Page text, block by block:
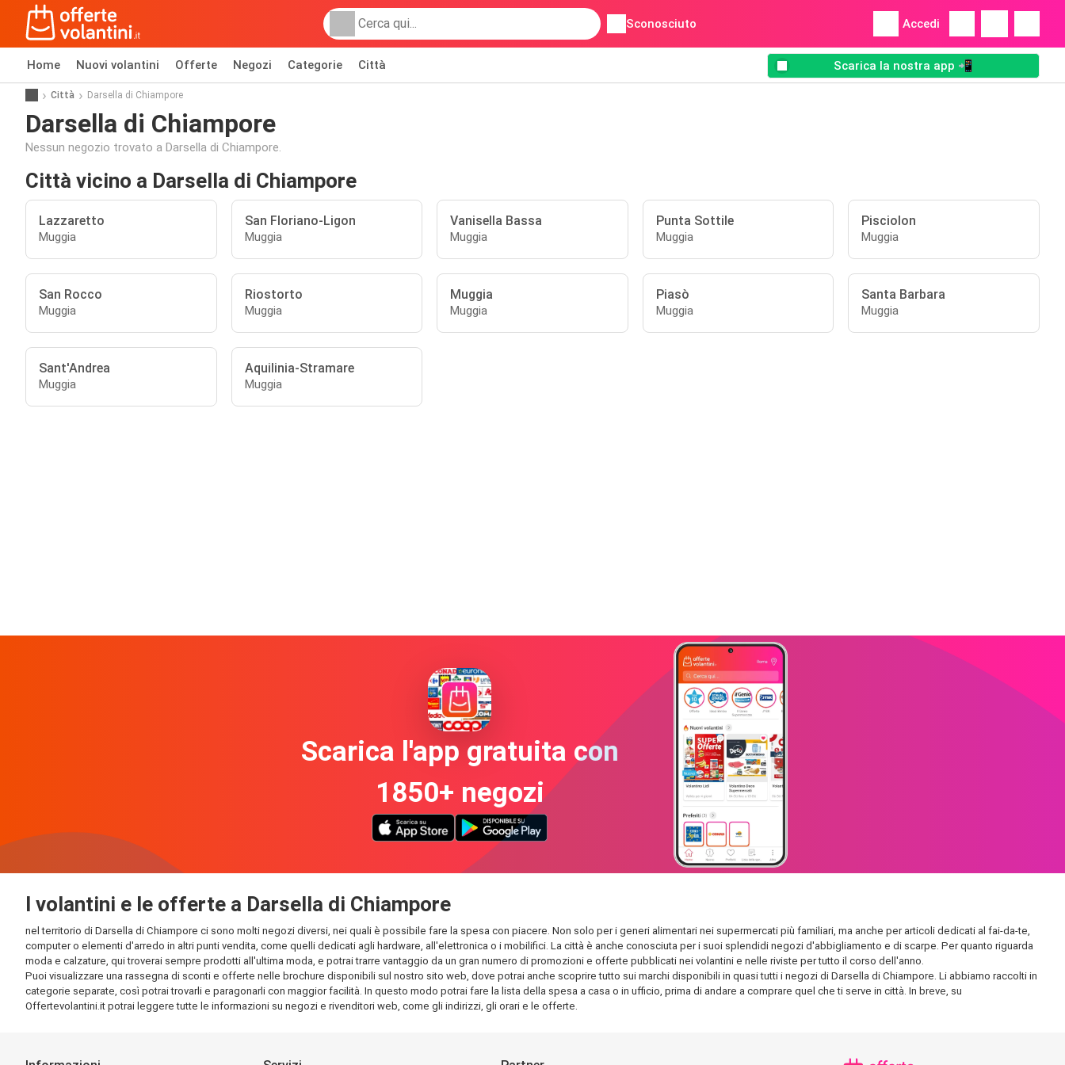
Sconosciuto Accedi
Home Nuovi volantini Offerte Negozi Categorie Città Scarica la nostra app 📲
Città Darsella di Chiampore
Darsella di Chiampore
Nessun negozio trovato a Darsella di Chiampore.
Città vicino a Darsella di Chiampore
Lazzaretto
Muggia
San Floriano-Ligon
Muggia
Vanisella Bassa
Muggia
Punta Sottile
Muggia
Pisciolon
Muggia
San Rocco
Muggia
Riostorto
Muggia
Muggia
Muggia
Piasò
Muggia
Santa Barbara
Muggia
Sant'Andrea
Muggia
Aquilinia-Stramare
Muggia
Scarica l'app gratuita con
1850+ negozi
I volantini e le offerte a Darsella di Chiampore
nel territorio di Darsella di Chiampore ci sono molti negozi diversi, nei quali è possibile fare la spesa con piacere. Non solo per i generi alimentari nei supermercati più familiari, ma anche per articoli dedicati al fai-da-te,
computer o elementi d'arredo in altri punti vendita, come quelli dedicati agli hardware, all'elettronica o i mobilifici. La città è anche conosciuta per i suoi splendidi negozi d'abbigliamento e di scarpe. Per quanto riguarda
moda e calzature, qui troverai sempre prodotti all'ultima moda, e potrai trarre vantaggio da un gran numero di promozioni e offerte pubblicati nei volantini e nelle riviste per tutto il corso dell'anno.
Puoi visualizzare una rassegna di sconti e offerte nelle brochure disponibili sul nostro sito web, dove potrai anche scoprire tutto sui marchi disponibili in quasi tutti i negozi di Darsella di Chiampore. Li abbiamo raccolti in
categorie separate, così potrai trovarli e paragonarli con maggior facilità. In questo modo potrai fare la lista della spesa a casa o in ufficio, prima di andare a comprare quel che ti serve in città. In breve, su
Offertevolantini.it potrai leggere tutte le informazioni su negozi e rivenditori web, come gli indirizzi, gli orari e le offerte.